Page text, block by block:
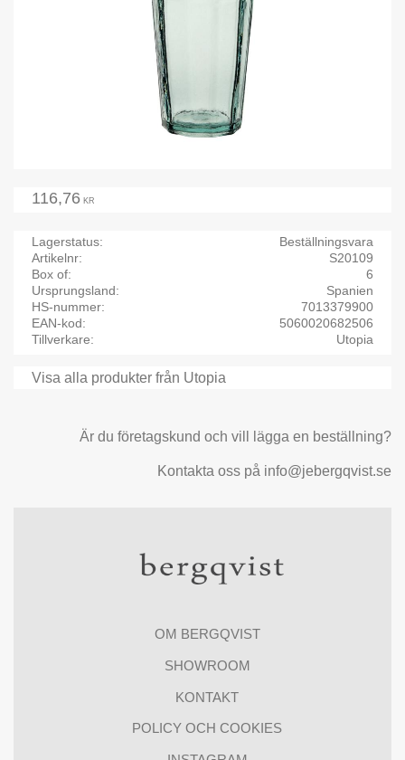
116,76 KR
Lagerstatus
Beställningsvara
Artikelnr
S20109
Box of
6
Ursprungsland
Spanien
HS-nummer
7013379900
EAN-kod
5060020682506
Tillverkare
Utopia
Visa alla produkter från Utopia
Är du företagskund och vill lägga en beställning?
Kontakta oss på info@jebergqvist.se
OM BERGQVIST
SHOWROOM
KONTAKT
POLICY OCH COOKIES